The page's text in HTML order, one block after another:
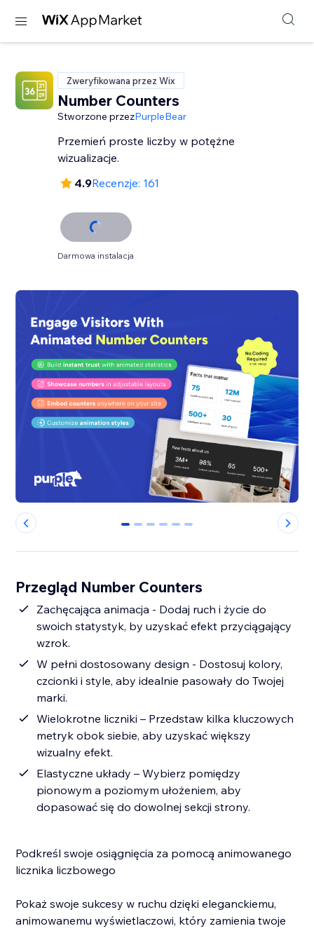
Zweryfikowana przez Wix
Number Counters
Stworzone przezPurpleBear
Przemień proste liczby w potężne
wizualizacje.
4.9Recenzje: 161
Darmowa instalacja
0 1 2 3 4 5
Przegląd Number Counters
Zachęcająca animacja - Dodaj ruch i życie do
swoich statystyk, by uzyskać efekt przyciągający
wzrok.
W pełni dostosowany design - Dostosuj kolory,
czcionki i style, aby idealnie pasowały do Twojej
marki.
Wielokrotne liczniki – Przedstaw kilka kluczowych
metryk obok siebie, aby uzyskać większy
wizualny efekt.
Elastyczne układy – Wybierz pomiędzy
pionowym a poziomym ułożeniem, aby
dopasować się do dowolnej sekcji strony.
Podkreśl swoje osiągnięcia za pomocą animowanego
licznika liczbowego
Pokaż swoje sukcesy w ruchu dzięki eleganckiemu,
animowanemu wyświetlaczowi, który zamienia twoje